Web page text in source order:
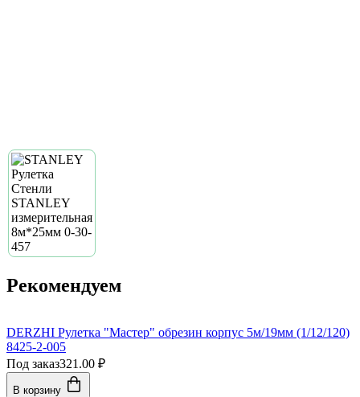
Рекомендуем
DERZHI Рулетка "Мастер" обрезин корпус 5м/19мм (1/12/120)
8425-2-005
Под заказ321.00 ₽
В корзину